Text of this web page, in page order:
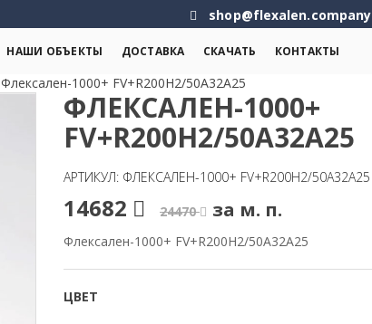
shop@flexalen.company
НАШИ ОБЪЕКТЫ ДОСТАВКА СКАЧАТЬ КОНТАКТЫ
Флексален-1000+ FV+R200H2/50A32A25
ФЛЕКСАЛЕН-1000+
FV+R200H2/50A32A25
АРТИКУЛ: ФЛЕКСАЛЕН-1000+ FV+R200H2/50A32A25
14682 24470 за м. п.
Флексален-1000+ FV+R200H2/50A32A25
ЦВЕТ